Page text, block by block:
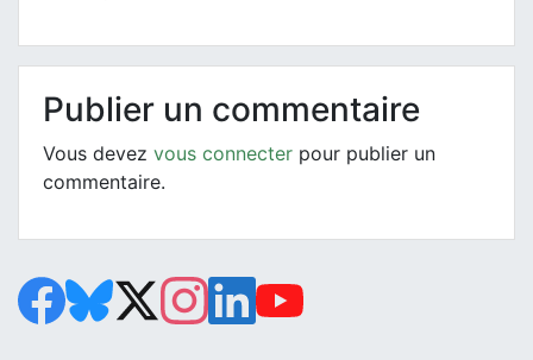
Publier un commentaire
Vous devez vous connecter pour publier un
commentaire.